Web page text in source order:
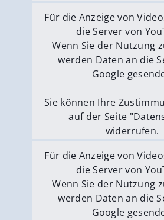
Externe Medien
Für die Anzeige von
die Server von
Wenn Sie der Nutzung
werden Daten an die
Google
Sie können Ihre
auf der Seite
widerrufen.
Externe Medien
Für die Anzeige von
die Server von
Wenn Sie der Nutzung
werden Daten an die
Google